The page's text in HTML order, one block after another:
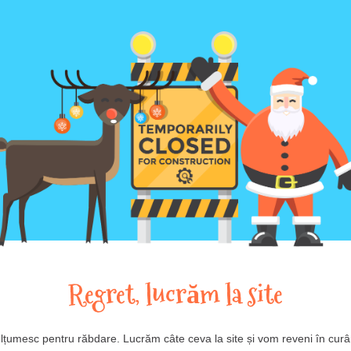
Regret, lucrăm la site
pentru răbdare. Lucrăm câte ceva la site și vom reveni în